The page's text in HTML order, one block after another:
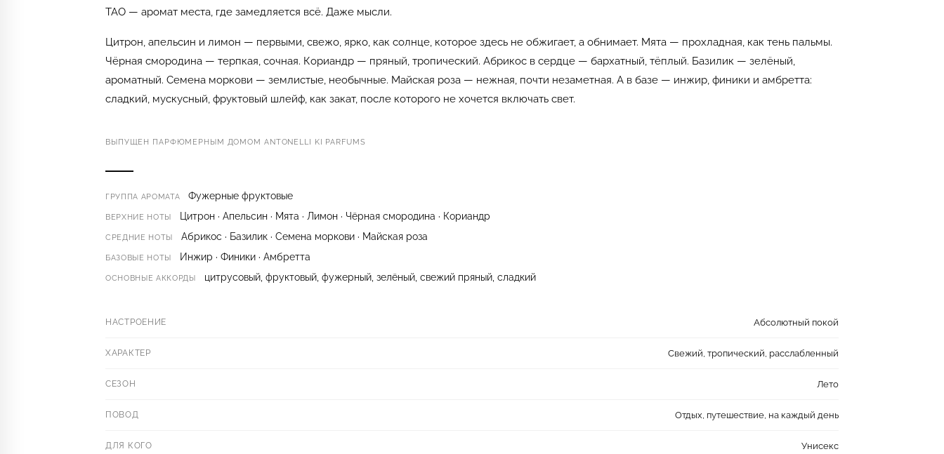
TAO — аромат места, где замедляется всё. Даже мысли.
Цитрон, апельсин и лимон — первыми, свежо, ярко, как солнце, которое здесь не обжигает, а обнимает. Мята — прохладная, как тень пальмы.
Чёрная смородина — терпкая, сочная. Кориандр — пряный, тропический. Абрикос в сердце — бархатный, тёплый. Базилик — зелёный,
ароматный. Семена моркови — землистые, необычные. Майская роза — нежная, почти незаметная. А в базе — инжир, финики и амбретта:
сладкий, мускусный, фруктовый шлейф, как закат, после которого не хочется включать свет.
ВЫПУЩЕН ПАРФЮМЕРНЫМ ДОМОМ ANTONELLI KI PARFUMS
ГРУППА АРОМАТА Фужерные фруктовые
ВЕРХНИЕ НОТЫ Цитрон · Апельсин · Мята · Лимон · Чёрная смородина · Кориандр
СРЕДНИЕ НОТЫ Абрикос · Базилик · Семена моркови · Майская роза
БАЗОВЫЕ НОТЫ Инжир · Финики · Амбретта
ОСНОВНЫЕ АККОРДЫ цитрусовый, фруктовый, фужерный, зелёный, свежий пряный, сладкий
НАСТРОЕНИЕ Абсолютный покой
ХАРАКТЕР Свежий, тропический, расслабленный
СЕЗОН Лето
ПОВОД Отдых, путешествие, на каждый день
ДЛЯ КОГО Унисекс